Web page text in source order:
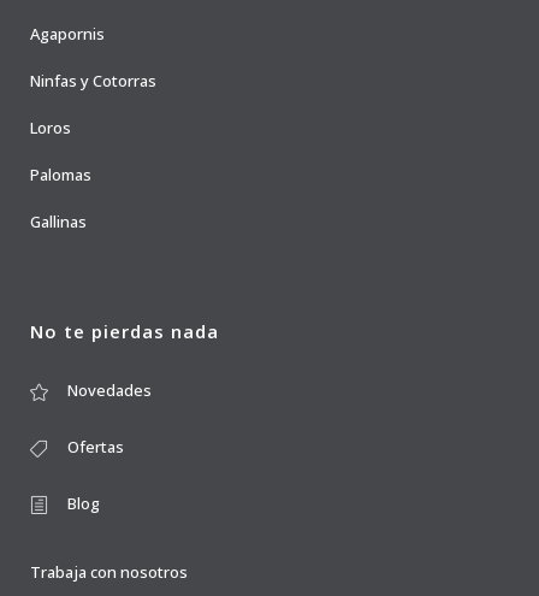
Agapornis
Ninfas y Cotorras
Loros
Palomas
Gallinas
No te pierdas nada
Novedades
Ofertas
Blog
Trabaja con nosotros